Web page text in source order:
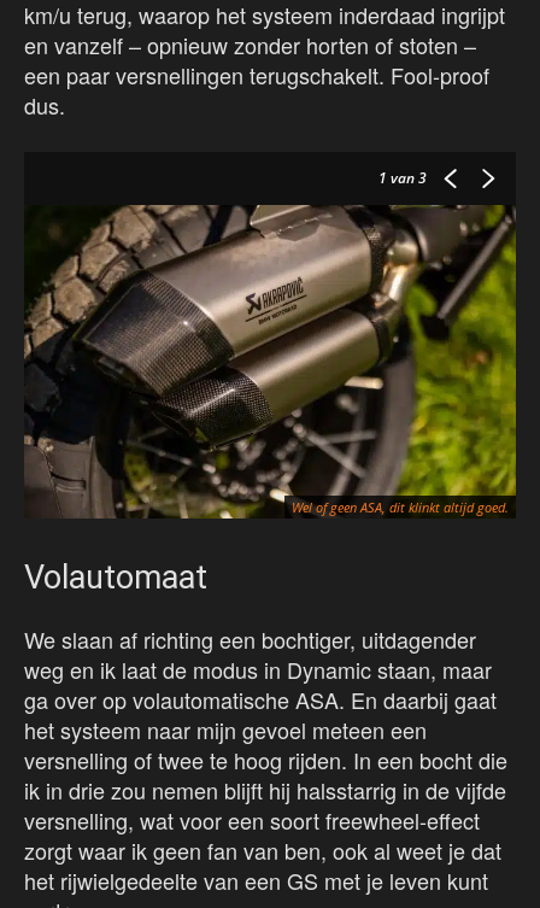
km/u terug, waarop het systeem inderdaad ingrijpt
en vanzelf – opnieuw zonder horten of stoten –
een paar versnellingen terugschakelt. Fool-proof
dus.
1 van 3
Wel of geen ASA, dit klinkt altijd goed.
Volautomaat
We slaan af richting een bochtiger, uitdagender
weg en ik laat de modus in Dynamic staan, maar
ga over op volautomatische ASA. En daarbij gaat
het systeem naar mijn gevoel meteen een
versnelling of twee te hoog rijden. In een bocht die
ik in drie zou nemen blijft hij halsstarrig in de vijfde
versnelling, wat voor een soort freewheel-effect
zorgt waar ik geen fan van ben, ook al weet je dat
het rijwielgedeelte van een GS met je leven kunt